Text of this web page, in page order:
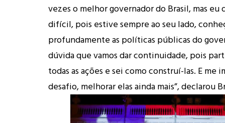
vezes o melhor governador do Brasil, mas eu
difícil, pois estive sempre ao seu lado,
profundamente as políticas públicas do
dúvida que vamos dar continuidade, pois
todas as ações e sei como construí-las. E me
desafio, melhorar elas ainda mais”, declarou